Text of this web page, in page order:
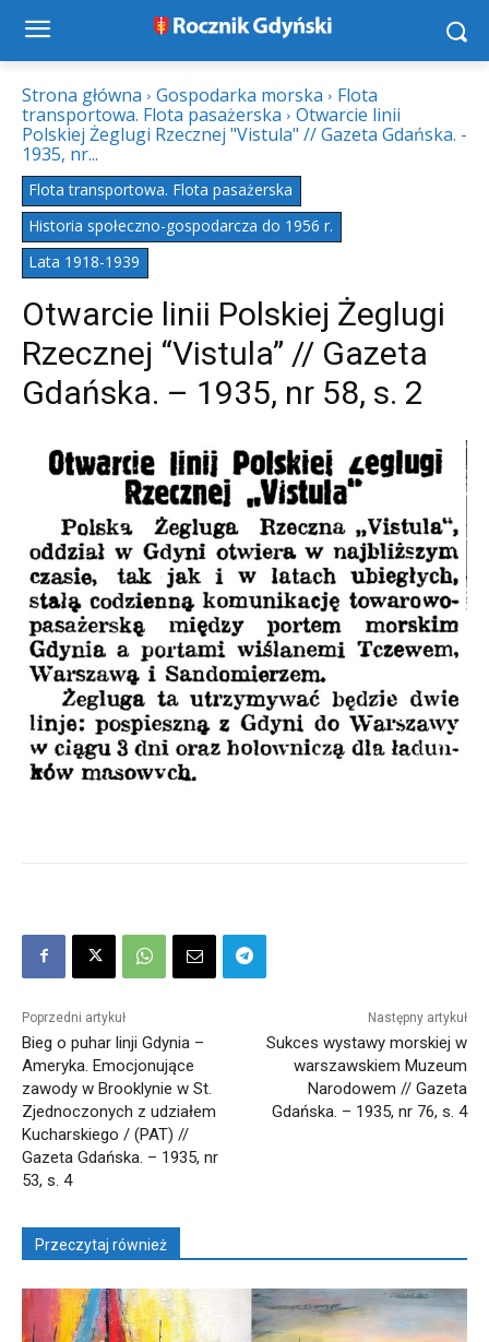
Strona główna Gospodarka morska
Flota
transportowa. Flota pasażerska
Otwarcie linii
Polskiej Żeglugi Rzecznej "Vistula" // Gazeta Gdańska. -
1935, nr...
Flota transportowa. Flota pasażerska
Historia społeczno-gospodarcza do 1956 r.
Lata 1918-1939
Otwarcie linii Polskiej Żeglugi
Rzecznej “Vistula” // Gazeta
Gdańska. – 1935, nr 58, s. 2
Poprzedni artykuł
Bieg o puhar linji Gdynia –
Ameryka. Emocjonujące
zawody w Brooklynie w St.
Zjednoczonych z udziałem
Kucharskiego / (PAT) //
Gazeta Gdańska. – 1935, nr
53, s. 4
Następny artykuł
Sukces wystawy morskiej w
warszawskiem Muzeum
Narodowem // Gazeta
Gdańska. – 1935, nr 76, s. 4
Przeczytaj również